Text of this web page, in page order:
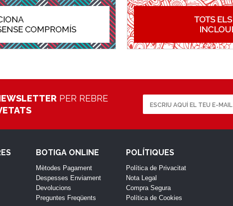
PER REBRE
BOTIGA ONLINE
Mètodes Pagament
Despesses Enviament
Devolucions
Preguntes Freqüents
POLÍTIQUES
Política de Privacitat
Nota Legal
Compra Segura
Política de Cookies